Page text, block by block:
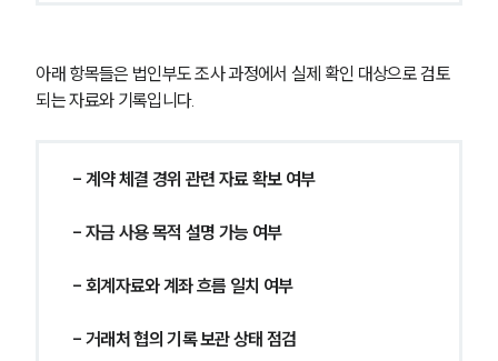
아래 항목들은 법인부도 조사 과정에서 실제 확인 대상으로 검토
되는 자료와 기록입니다.
- 계약 체결 경위 관련 자료 확보 여부
- 자금 사용 목적 설명 가능 여부
- 회계자료와 계좌 흐름 일치 여부
- 거래처 협의 기록 보관 상태 점검